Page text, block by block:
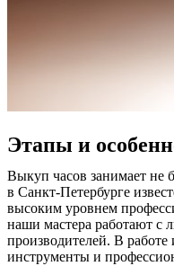
Этапы и
Выкуп часов занимает не
в Санкт-Петербурге
высоким уровнем
наши мастера работают с
производителей. В
инструменты и